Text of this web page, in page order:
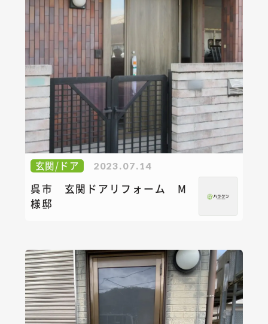
玄関/ドア 2023.07.14
呉市 玄関ドアリフォーム M
様邸